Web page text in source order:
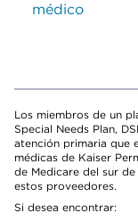
médico
Los miembros de un
Special Needs Plan,
atención primaria que
médicas de Kaiser
de Medicare del sur
estos proveedores.
Si desea encontrar: